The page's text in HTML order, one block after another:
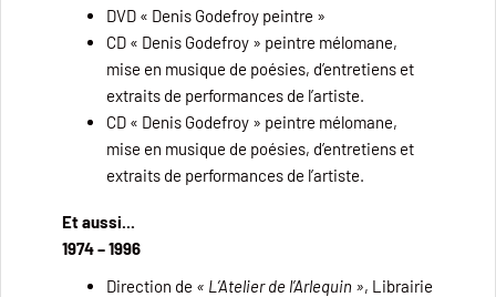
DVD « Denis Godefroy peintre »
CD « Denis Godefroy » peintre mélomane,
mise en musique de poésies, d’entretiens et
extraits de performances de l’artiste.
CD « Denis Godefroy » peintre mélomane,
mise en musique de poésies, d’entretiens et
extraits de performances de l’artiste.
Et aussi...
1974 – 1996
Direction de « L’Atelier de l’Arlequin », Librairie